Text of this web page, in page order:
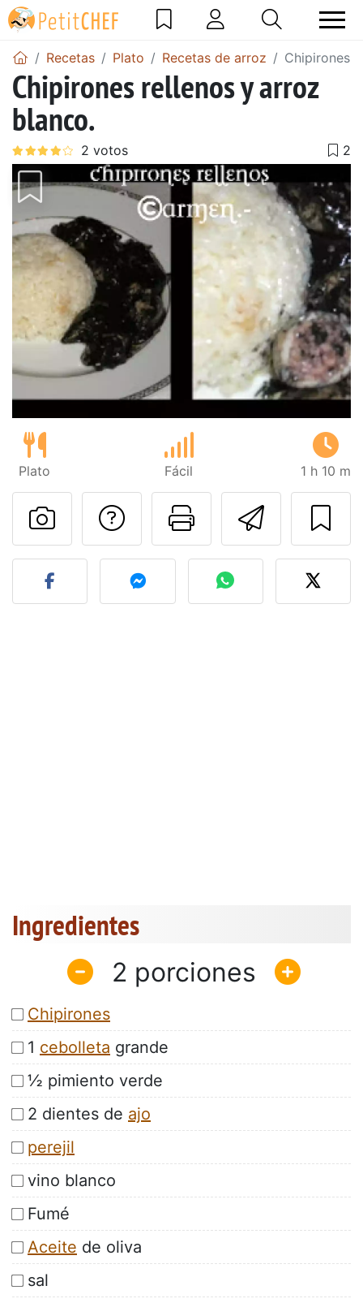
Recetas Plato Recetas de arroz Chipirones
Chipirones rellenos y arroz
blanco.
Plato Fácil 1 h 10 m
Imprimir
Preguntar al autor
Publicar la foto de esta
Ingredientes
2
Chipirones
1 cebolleta grande
½ pimiento verde
2 dientes de ajo
perejil
vino blanco
Fumé
Aceite de oliva
sal